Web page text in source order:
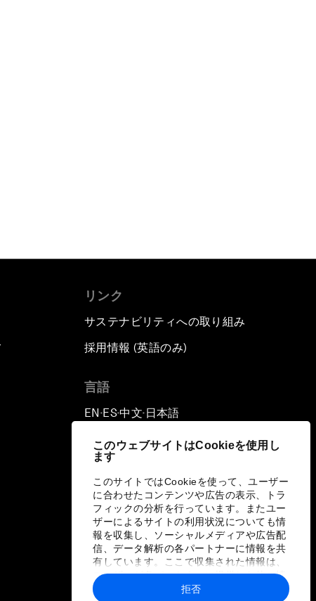
このウェブサイトはCookieを使用し
ます
このサイトではCookieを使って、ユーザー
に合わせたコンテンツや広告の表示、トラ
フィックの分析を行っています。またユー
ザーによるサイトの利用状況についても情
報を収集し、ソーシャルメディアや広告配
信、データ解析の各パートナーに情報を共
有しています。ここで収集された情報は、
ユーザーが各パートナーに提供した他の情
報や各パートナーのサービスを使用した際
拒否
リンク
サステナビリティへの取り組み
採用情報 (英語のみ)
言語
EN ▪ ES▪中文▪ 日本語